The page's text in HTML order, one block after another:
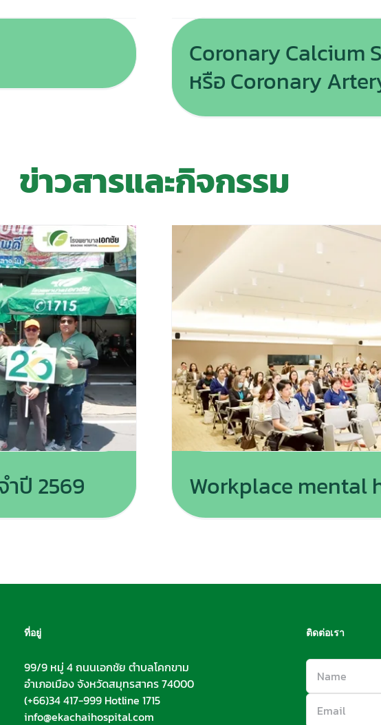
Coronary Calcium
หรือ Coronary
ข่าวสารและกิจกรรม
ำปี 2569 Workplace mental
ที่อยู่
99/9 หมู่ 4 ถนนเอกชัย ตำบลโคกขาม
อำเภอเมือง จังหวัดสมุทรสาคร 74000
(+66)34 417-999 Hotline 1715
info@ekachaihospital.com
ติดต่อเรา